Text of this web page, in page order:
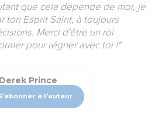
que cela dépende de moi, je
ton Esprit Saint, à toujours
Merci d'être un roi
pour régner avec toi !"
Derek Prince
à l'auteur